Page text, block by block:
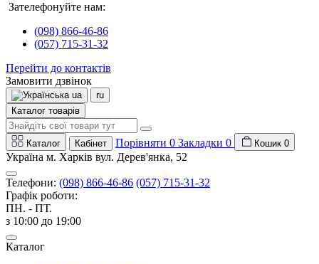
Зателефонуйте нам:
(098) 866-46-86
(057) 715-31-32
Перейти до контактів
Замовити дзвінок
ua
ru
Каталог товарів
Каталог Кабінет Порівняти 0 Закладки 0 Кошик 0
Україна м. Харків вул. Дерев'янка, 52
Телефони: (098) 866-46-86 (057) 715-31-32
Графік роботи:
ПН. - ПТ.
з 10:00 до 19:00
Каталог